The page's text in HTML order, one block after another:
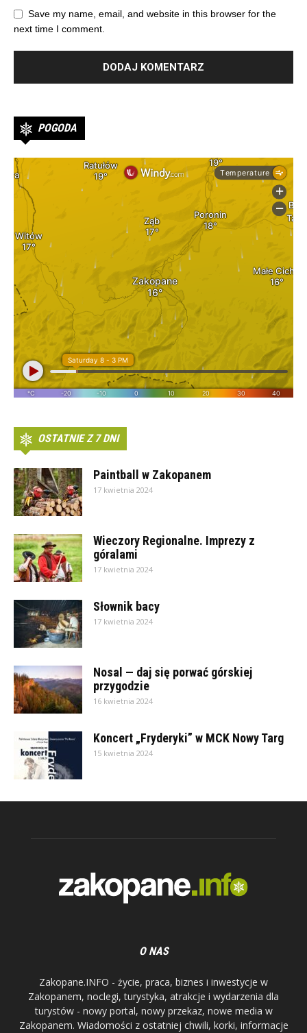
Save my name, email, and website in this browser for the
next time I comment.
POGODA
OSTATNIE Z 7 DNI
Paintball w Zakopanem
17 kwietnia 2024
Wieczory Regionalne. Imprezy z
góralami
17 kwietnia 2024
Słownik bacy
17 kwietnia 2024
Nosal — daj się porwać górskiej
przygodzie
16 kwietnia 2024
Koncert „Fryderyki” w MCK Nowy Targ
15 kwietnia 2024
O NAS
Zakopane.INFO - życie, praca, biznes i inwestycje w
Zakopanem, noclegi, turystyka, atrakcje i wydarzenia dla
turystów - nowy portal, nowy przekaz, nowe media w
Zakopanem. Wiadomości z ostatniej chwili, korki, informacje